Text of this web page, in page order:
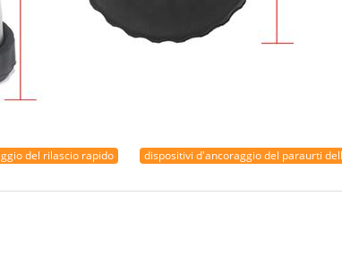
del rilascio rapido dispositivi d'ancoraggio del paraurti